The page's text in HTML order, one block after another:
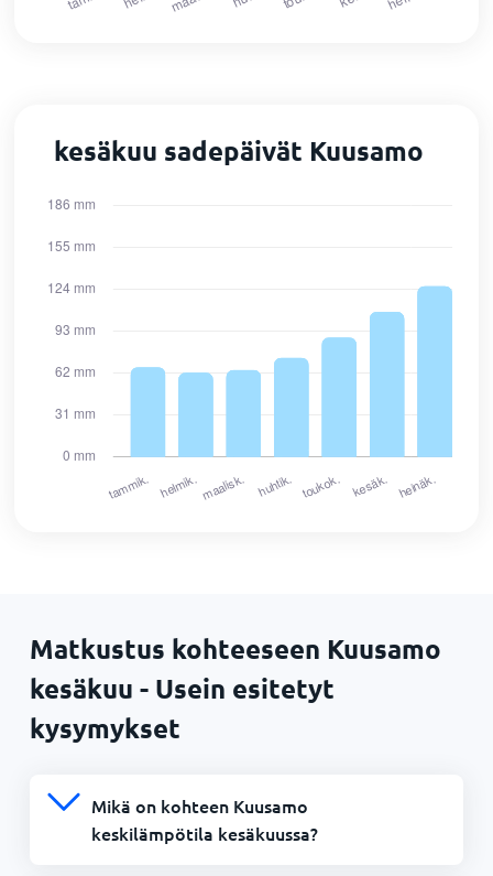
kesäkuu sadepäivät Kuusamo
Matkustus kohteeseen Kuusamo
kesäkuu - Usein esitetyt
kysymykset
Mikä on kohteen Kuusamo
keskilämpötila kesäkuussa?